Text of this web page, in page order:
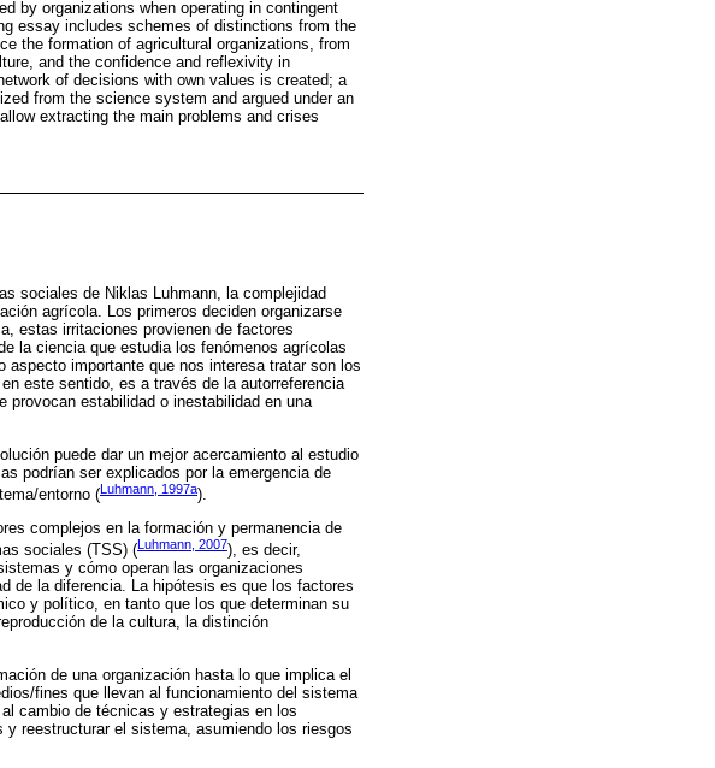
by organizations when operating in contingent
essay includes schemes of distinctions from the
the formation of agricultural organizations, from
and the confidence and reflexivity in
of decisions with own values is created; a
from the science system and argued under an
extracting the main problems and crises
sociales de Niklas Luhmann, la complejidad
agrícola. Los primeros deciden organizarse
estas irritaciones provienen de factores
la ciencia que estudia los fenómenos agrícolas
aspecto importante que nos interesa tratar son los
este sentido, es a través de la autorreferencia
provocan estabilidad o inestabilidad en una
puede dar un mejor acercamiento al estudio
podrían ser explicados por la emergencia de
entorno (Luhmann, 1997a).
complejos en la formación y permanencia de
sociales (TSS) (Luhmann, 2007), es decir,
y cómo operan las organizaciones
de la diferencia. La hipótesis es que los factores
y político, en tanto que los que determinan su
de la cultura, la distinción
de una organización hasta lo que implica el
fines que llevan al funcionamiento del sistema
cambio de técnicas y estrategias en los
reestructurar el sistema, asumiendo los riesgos